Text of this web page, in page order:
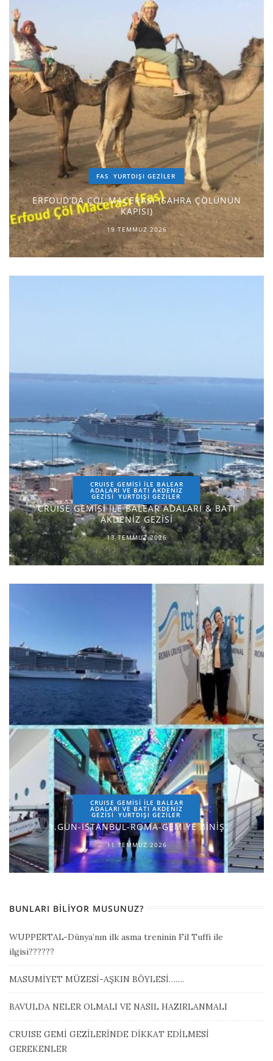
FAS YURTDIŞI GEZILER
ERFOUD’DA ÇÖL MACERASI (SAHRA ÇÖLÜNÜN
KAPISI)
19 TEMMUZ 2026
CRUISE GEMİSİ İLE BALEAR
ADALARI VE BATI AKDENİZ
GEZİSİ YURTDIŞI GEZILER
CRUISE GEMİSİ İLE BALEAR ADALARI & BATI
AKDENİZ GEZİSİ
13 TEMMUZ 2026
CRUISE GEMİSİ İLE BALEAR
ADALARI VE BATI AKDENİZ
GEZİSİ YURTDIŞI GEZILER
1.GÜN-İSTANBUL-ROMA-GEMİYE BİNİŞ
11 TEMMUZ 2026
BUNLARI BILIYOR MUSUNUZ?
WUPPERTAL-Dünya’nın ilk asma treninin Fil Tuffi ile
ilgisi??????
MASUMİYET MÜZESİ-AŞKIN BÖYLESİ…….
BAVULDA NELER OLMALI VE NASIL HAZIRLANMALI
CRUISE GEMİ GEZİLERİNDE DİKKAT EDİLMESİ
GEREKENLER